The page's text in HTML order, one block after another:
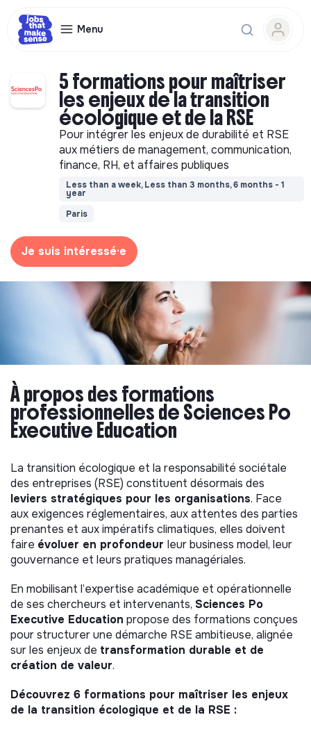
Menu
5 formations pour maîtriser
les enjeux de la transition
écologique et de la RSE
Pour intégrer les enjeux de durabilité et RSE
aux métiers de management, communication,
finance, RH, et affaires publiques
Less than a week, Less than 3 months, 6 months - 1
year
Paris
Je suis intéressé·e
À propos des formations
professionnelles de Sciences Po
Executive Education
La transition écologique et la responsabilité sociétale
des entreprises (RSE) constituent désormais des
leviers stratégiques pour les organisations. Face
aux exigences réglementaires, aux attentes des parties
prenantes et aux impératifs climatiques, elles doivent
faire évoluer en profondeur leur business model, leur
gouvernance et leurs pratiques managériales.
En mobilisant l’expertise académique et opérationnelle
de ses chercheurs et intervenants, Sciences Po
Executive Education propose des formations conçues
pour structurer une démarche RSE ambitieuse, alignée
sur les enjeux de transformation durable et de
création de valeur.
Découvrez 6 formations pour maîtriser les enjeux
de la transition écologique et de la RSE :